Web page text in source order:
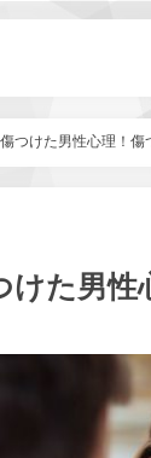
parcy's
つけた男性心理！
けた男性